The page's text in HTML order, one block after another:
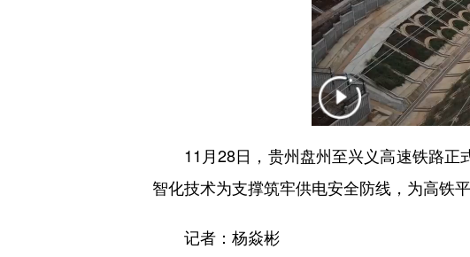
11月28日，贵州盘州至兴义高速铁路正
智化技术为支撑筑牢供电安全防线，为高铁
记者：杨焱彬